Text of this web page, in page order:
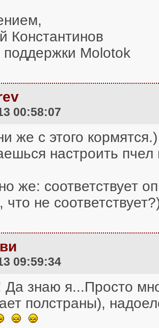
Константинов
Molotok
00:58:07
же с этого кормятся.)
настроить пчел
же: соответствует
не
09:59:34
Да знаю я...Просто
полстраны),